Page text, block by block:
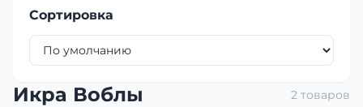
Сортировка
Икра Воблы 2 товаров